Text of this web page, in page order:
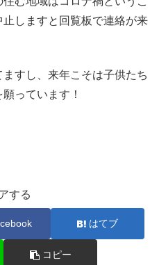
しますと回覧板で連絡が来
すし、来年こそは子供たち
っています！
する
はてブ
コピー